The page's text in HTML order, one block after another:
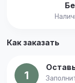
Как заказать
1